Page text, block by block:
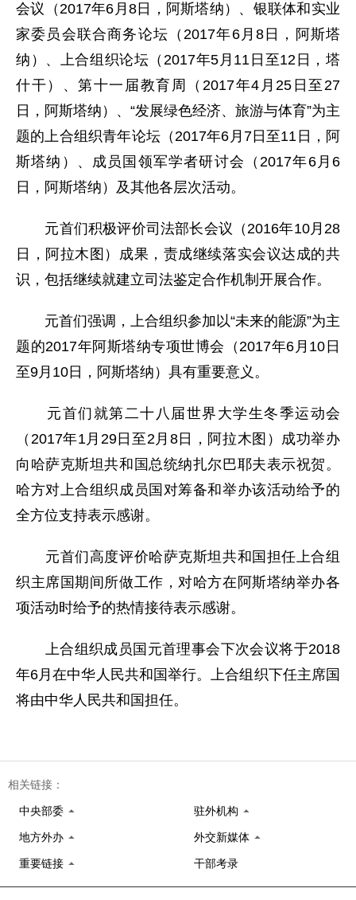
会议（2017年6月8日，阿斯塔纳）、银联体和实业
家委员会联合商务论坛（2017年6月8日，阿斯塔
纳）、上合组织论坛（2017年5月11日至12日，塔
什干）、第十一届教育周（2017年4月25日至27
日，阿斯塔纳）、“发展绿色经济、旅游与体育”为主
题的上合组织青年论坛（2017年6月7日至11日，阿
斯塔纳）、成员国领军学者研讨会（2017年6月6
日，阿斯塔纳）及其他各层次活动。
元首们积极评价司法部长会议（2016年10月28
日，阿拉木图）成果，责成继续落实会议达成的共
识，包括继续就建立司法鉴定合作机制开展合作。
元首们强调，上合组织参加以“未来的能源”为主
题的2017年阿斯塔纳专项世博会（2017年6月10日
至9月10日，阿斯塔纳）具有重要意义。
元首们就第二十八届世界大学生冬季运动会
（2017年1月29日至2月8日，阿拉木图）成功举办
向哈萨克斯坦共和国总统纳扎尔巴耶夫表示祝贺。
哈方对上合组织成员国对筹备和举办该活动给予的
全方位支持表示感谢。
元首们高度评价哈萨克斯坦共和国担任上合组
织主席国期间所做工作，对哈方在阿斯塔纳举办各
项活动时给予的热情接待表示感谢。
上合组织成员国元首理事会下次会议将于2018
年6月在中华人民共和国举行。上合组织下任主席国
将由中华人民共和国担任。
相关链接：
中央部委 驻外机构
地方外办 外交新媒体
重要链接 干部考录